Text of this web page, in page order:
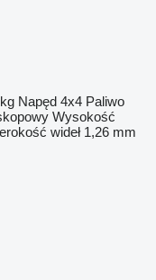
Napęd 4x4 Paliwo
Wysokość
wideł 1,26 mm